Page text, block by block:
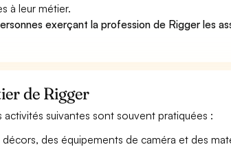
à leur métier.
exerçant la profession de Rigger les
de Rigger
suivantes sont souvent pratiquées :
des équipements de caméra et des